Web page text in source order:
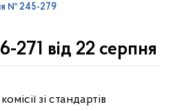
№ 245-279
271 від 22 серпня
зі стандартів